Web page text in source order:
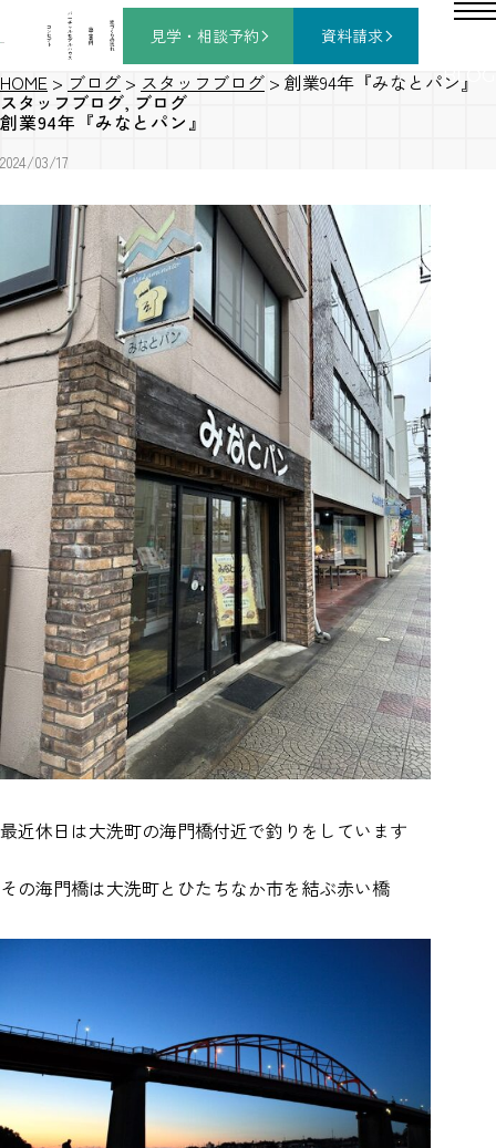
コ
ン
セ
プ
ト
バ
ー
チ
ャ
ル
モ
デ
ル
ハ
ウ
ス
施
工
事
例
家
づ
く
り
の
流
れ
見学・相談予約 資料請求
BLOG
HOME > ブログ > スタッフブログ > 創業94年『みなとパン』
スタッフブログ, ブログ
創業94年『みなとパン』
2024/03/17
最近休日は大洗町の海門橋付近で釣りをしています
その海門橋は大洗町とひたちなか市を結ぶ赤い橋